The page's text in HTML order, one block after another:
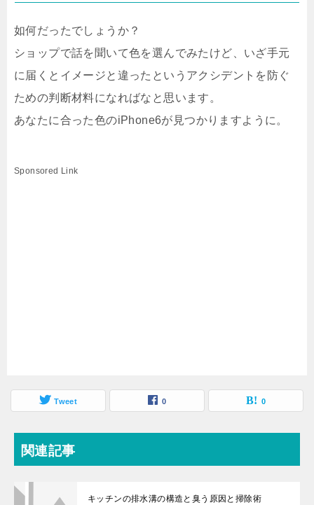
如何だったでしょうか？
ショップで話を聞いて色を選んでみたけど、いざ手元
に届くとイメージと違ったというアクシデントを防ぐ
ための判断材料になればなと思います。
あなたに合った色のiPhone6が見つかりますように。
Sponsored Link
Tweet 0 0
関連記事
キッチンの排水溝の構造と臭う原因と掃除術